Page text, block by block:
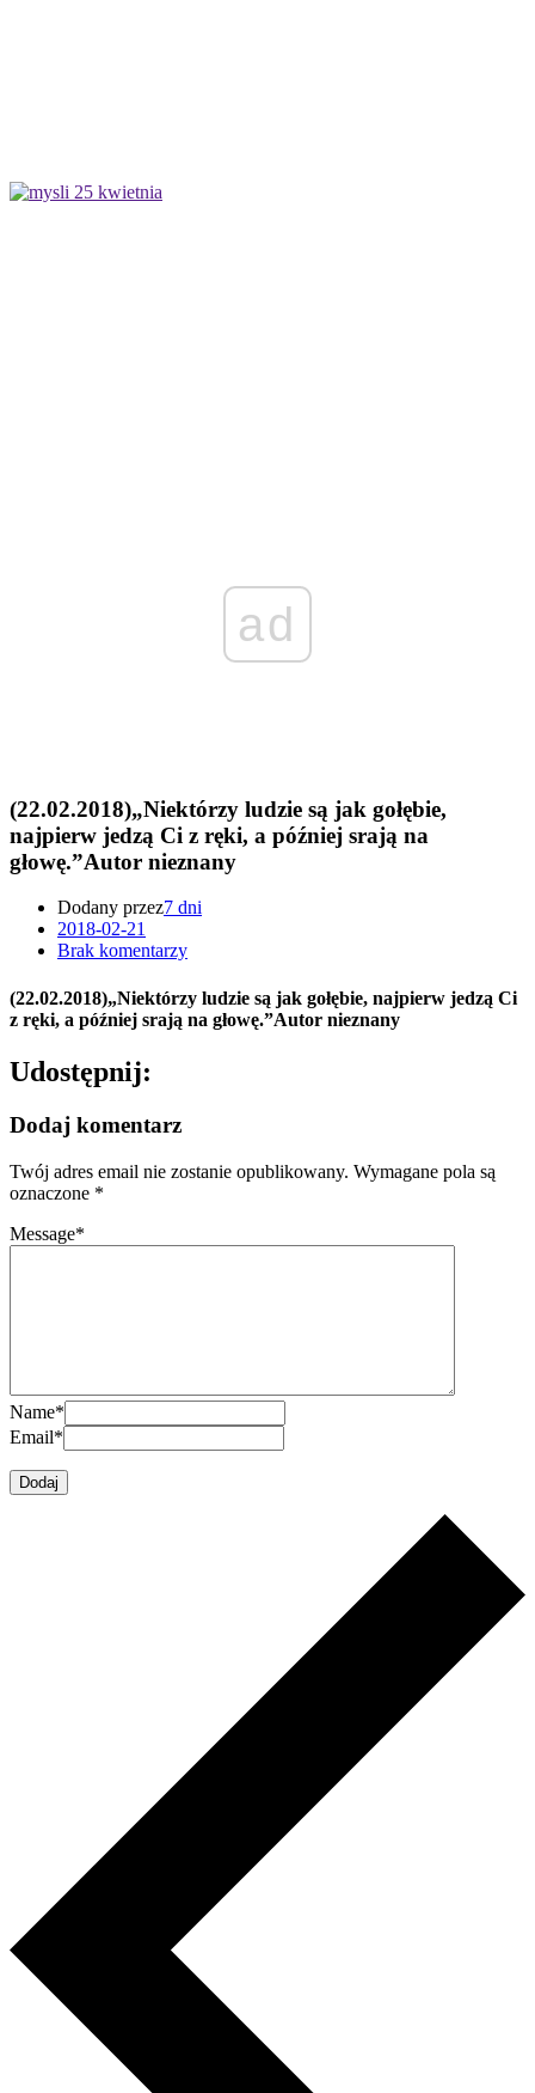
ad
(22.02.2018)„Niektórzy ludzie są jak gołębie,
najpierw jedzą Ci z ręki, a później srają na
głowę.”Autor nieznany
Dodany przez7 dni
2018-02-21
Brak komentarzy
(22.02.2018)„Niektórzy ludzie są jak gołębie, najpierw jedzą Ci
z ręki, a później srają na głowę.”Autor nieznany
Udostępnij:
Dodaj komentarz
Twój adres email nie zostanie opublikowany. Wymagane pola są
oznaczone *
Message*
Name*
Email*